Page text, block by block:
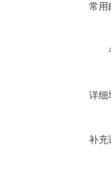
常用
详细
补充